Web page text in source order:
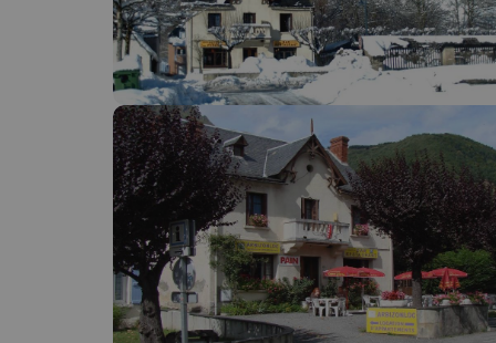
Oups, nous n'avons pas trouvé de résultats
Il semble que notre chercheur se soit égaré.